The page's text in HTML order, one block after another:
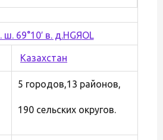
ш. 69°10′ в. д.HGЯOL
Казахстан
5 городов,13 районов,
190 сельских округов.